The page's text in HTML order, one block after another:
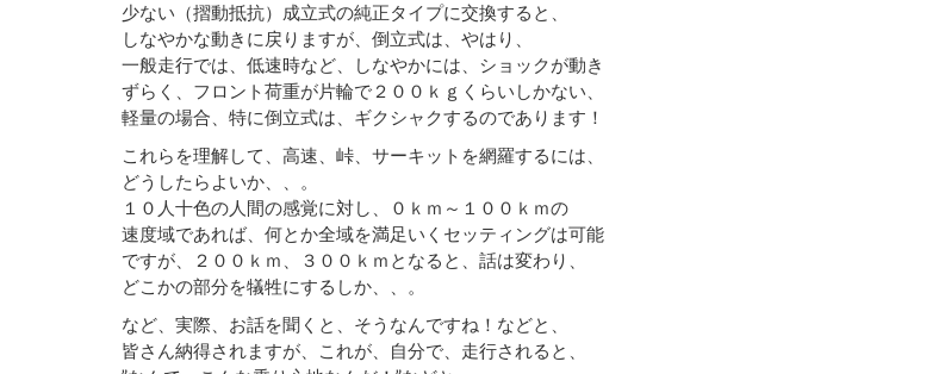
少ない（摺動抵抗）成立式の純正タイプに交換すると、
しなやかな動きに戻りますが、倒立式は、やはり、
一般走行では、低速時など、しなやかには、ショックが動き
ずらく、フロント荷重が片輪で２００ｋｇくらいしかない、
軽量の場合、特に倒立式は、ギクシャクするのであります！
これらを理解して、高速、峠、サーキットを網羅するには、
どうしたらよいか、、。
１０人十色の人間の感覚に対し、０ｋｍ～１００ｋｍの
速度域であれば、何とか全域を満足いくセッティングは可能
ですが、２００ｋｍ、３００ｋｍとなると、話は変わり、
どこかの部分を犠牲にするしか、、。
など、実際、お話を聞くと、そうなんですね！などと、
皆さん納得されますが、これが、自分で、走行されると、